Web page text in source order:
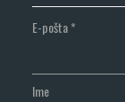
E-pošta*
Ime